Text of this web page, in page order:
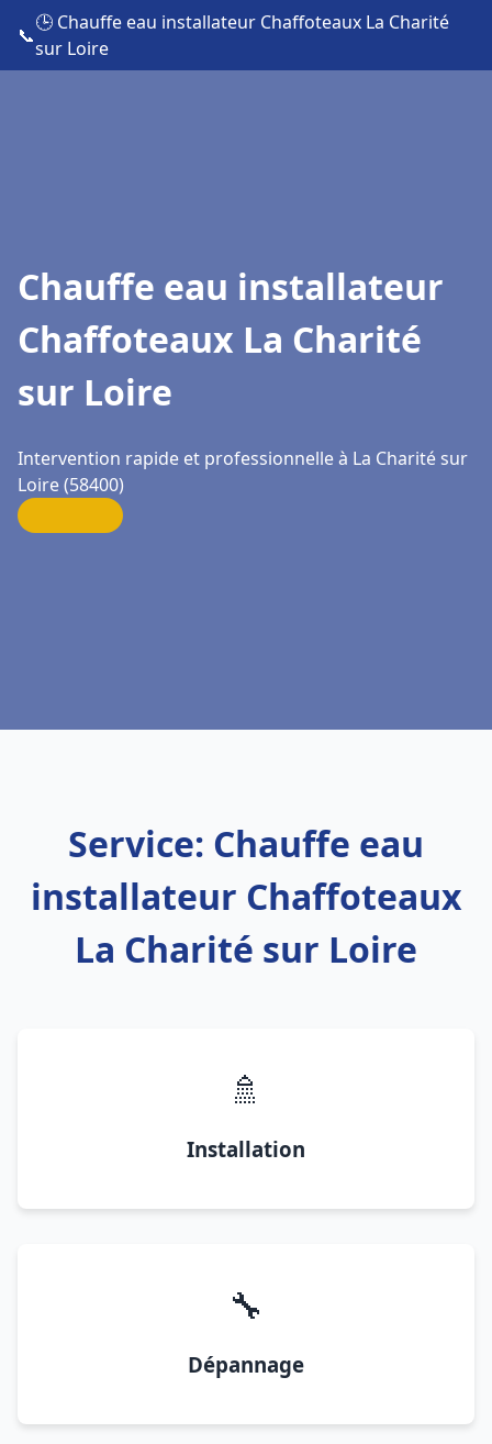
📞
🕒 Chauffe eau installateur Chaffoteaux La Charité
sur Loire
Chauffe eau installateur
Chaffoteaux La Charité
sur Loire
Intervention rapide et professionnelle à La Charité sur
Loire (58400)
Service: Chauffe eau
installateur Chaffoteaux
La Charité sur Loire
🚿
Installation
🔧
Dépannage